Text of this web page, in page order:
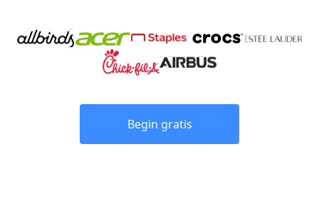
Begin gratis